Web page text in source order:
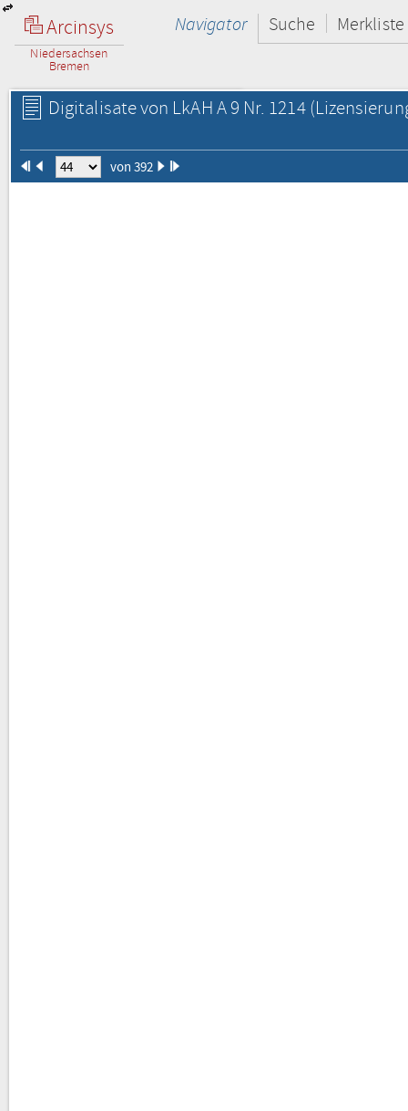
Arcinsys
Niedersachsen
Bremen
Navigator Suche Merkliste
Digitalisate von LkAH A 9 Nr. 1214
von 392